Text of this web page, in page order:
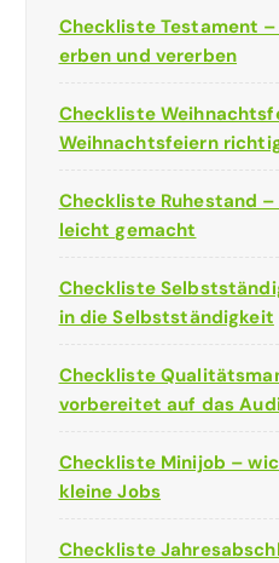
Checkliste Testament
erben und vererben
Checkliste
Weihnachtsfeiern
Checkliste Ruhestand
leicht gemacht
Checkliste
in die Selbstständigkeit
Checkliste
vorbereitet auf das
Checkliste Minijob –
kleine Jobs
Checkliste